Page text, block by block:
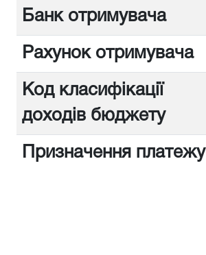
Банк отримувача
Рахунок отримувача
Код класифікації
доходів бюджету
Призначення платежу